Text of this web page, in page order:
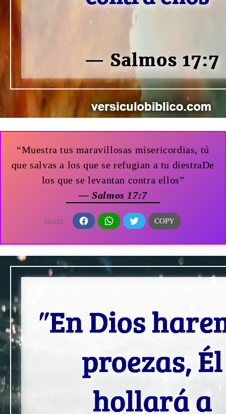
“Muestra tus maravillosas misericordias, tú
que salvas a los que se refugian a tu diestraDe
los que se levantan contra ellos”
— Salmos 17:7